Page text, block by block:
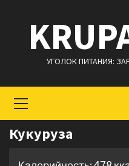
содержимому
УГОЛОК ПИТАНИЯ:
меню
Кукуруза